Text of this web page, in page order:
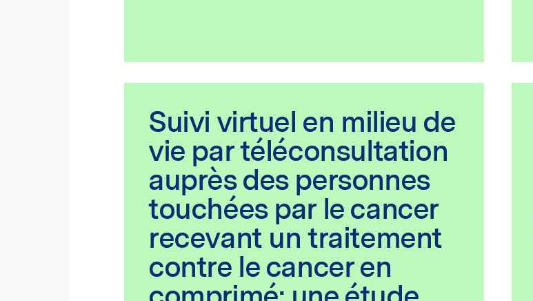
Suivi virtuel en milieu de
vie par téléconsultation
auprès des personnes
touchées par le cancer
recevant un traitement
contre le cancer en